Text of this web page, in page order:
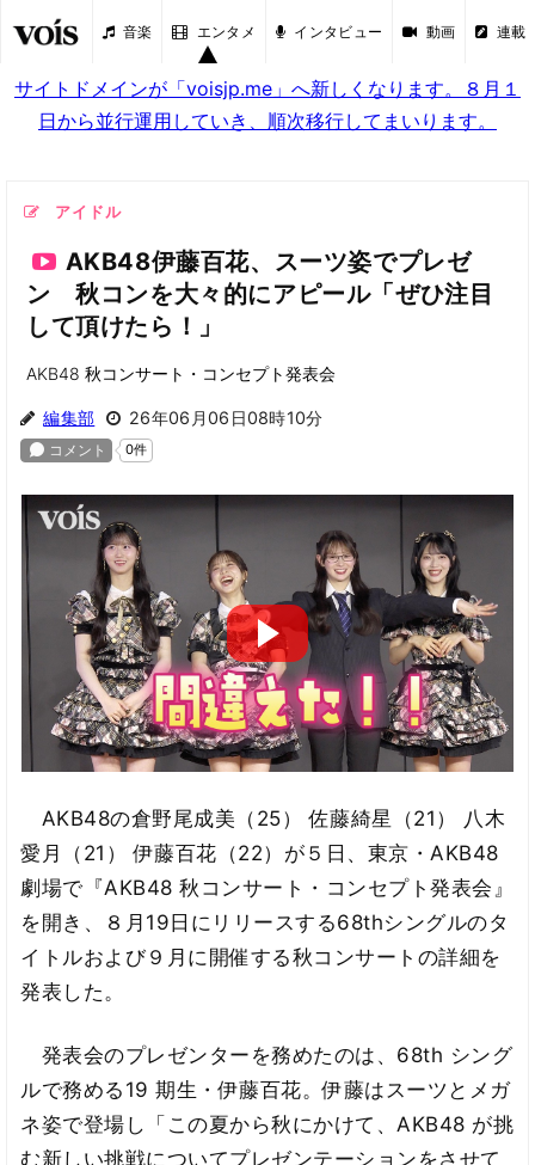
音楽 エンタメ インタビュー 動画 連載
サイトドメインが「voisjp.me」へ新しくなります。８月１
日から並行運用していき、順次移行してまいります。
アイドル
AKB48伊藤百花、スーツ姿でプレゼ
ン 秋コンを大々的にアピール「ぜひ注目
して頂けたら！」
AKB48 秋コンサート・コンセプト発表会
編集部 26年06月06日08時10分
AKB48の倉野尾成美（25） 佐藤綺星（21） 八木
愛月（21） 伊藤百花（22）が５日、東京・AKB48
劇場で『AKB48 秋コンサート・コンセプト発表会』
を開き、８月19日にリリースする68thシングルのタ
イトルおよび９月に開催する秋コンサートの詳細を
発表した。
発表会のプレゼンターを務めたのは、68th シング
ルで務める19 期生・伊藤百花。伊藤はスーツとメガ
ネ姿で登場し「この夏から秋にかけて、AKB48 が挑
む新しい挑戦についてプレゼンテーションをさせて